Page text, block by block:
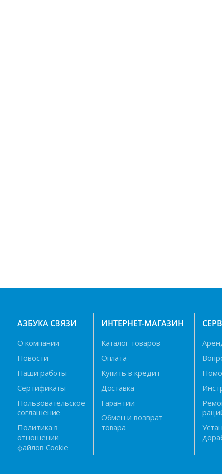
АЗБУКА СВЯЗИ
О компании
Новости
Наши работы
Сертификаты
Пользовательское
соглашение
Политика в
отношении
файлов Cookie
ИНТЕРНЕТ-МАГАЗИН
Каталог товаров
Оплата
Купить в кредит
Доставка
Гарантии
Обмен и возврат
товара